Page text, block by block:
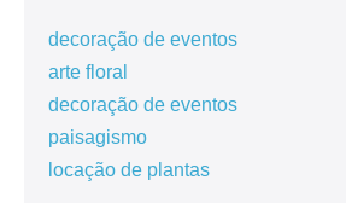
decoração de eventos
arte floral
decoração de eventos
paisagismo
locação de plantas